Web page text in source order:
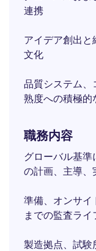
連携
アイデア創出
文化
品質システム、
熟度への積極的
職務内容
グローバル基準
の計画、主導、
準備、オンサイ
までの監査ラ
製造拠点、試験